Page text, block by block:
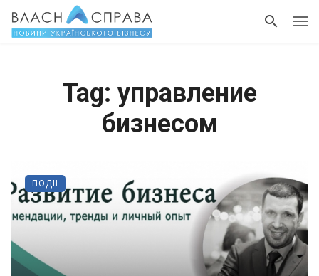
Tag: управление
бизнесом
ПОДІЇ